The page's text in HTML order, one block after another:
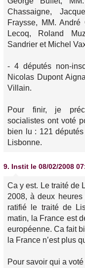
Chassaigne,
Fraysse, MM. André
Lecoq, Roland
Sandrier et Michel
- 4 députés non-
Nicolas Dupont
Villain.
Pour finir, je
socialistes ont voté
bien lu : 121
Lisbonne.
9. Instit le 08/02/2008
Ca y est. Le traité de
2008, à deux
ratifié le traité de
matin, la France est
européenne. Ca fait
la France n’est plus
Pour savoir qui a